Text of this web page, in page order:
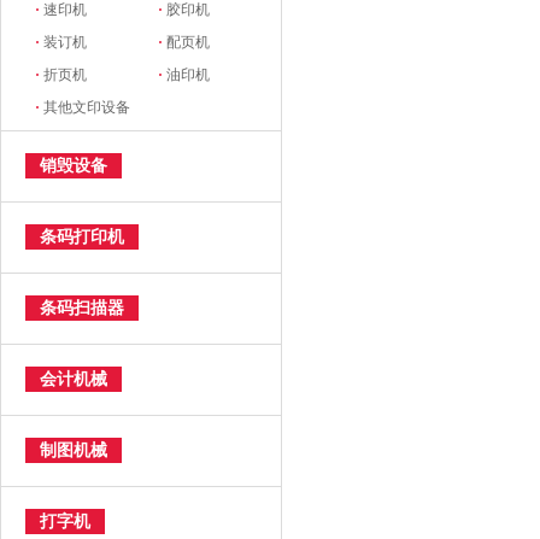
·速印机 · 胶印机
·装订机 · 配页机
·折页机 ·油印机
·其他文印设备
销毁设备
条码打印机
条码扫描器
会计机械
制图机械
打字机